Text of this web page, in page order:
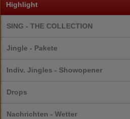
Highlight
SING - THE COLLECTION
Jingle - Pakete
Indiv. Jingles - Showopener
Drops
Nachrichten - Wetter